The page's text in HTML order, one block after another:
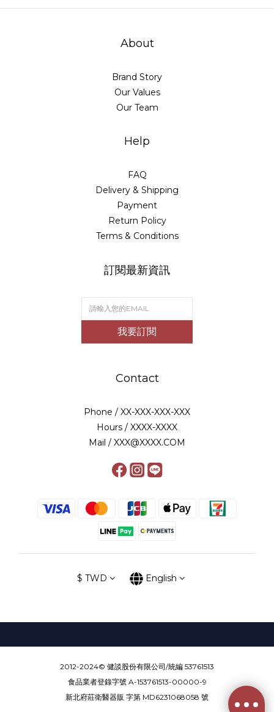
About
Brand Story
Our Values
Our Team
Help
FAQ
Delivery & Shipping
Payment
Return Policy
Terms & Conditions
訂閱最新資訊
我要訂閱
Contact
Phone / XX-XXX-XXX-XXX
Hours / XXXX-XXXX
Mail / XXX@XXXX.COM
$ TWD English
2012-2024© 健談股份有限公司/統編 53761513
食品業者登錄字號 A-153761513-00000-9
新北府莊衛醫器販 字第 MD6231068058 號